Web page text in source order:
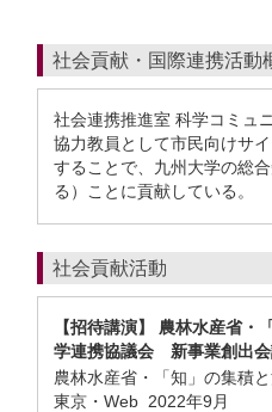
社会貢献・国際連携活動
社会連携推進室 科学コミュ
協力教員として市民向けサ
することで、九州大学の総
る）ことに貢献している。
社会貢献活動
【招待講演】 農林水産省
学連携協議会 新事業創出
農林水産省・「知」の集積
東京・Web 2022年9月